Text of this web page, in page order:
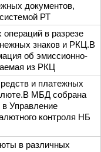
документов,
РТ
в разрезе
знаков и РКЦ.В
об эмиссионно-
из РКЦ
и платежных
МБД собрана
Управление
контроля НБ
в различных